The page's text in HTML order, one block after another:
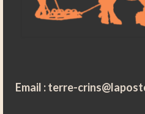
Email :terre-